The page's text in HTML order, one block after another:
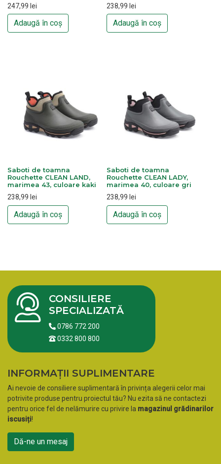
247,99 lei
Adaugă în coș
238,99 lei
Adaugă în coș
Saboti de toamna
Rouchette CLEAN LAND,
marimea 43, culoare kaki
238,99 lei
Adaugă în coș
Saboti de toamna
Rouchette CLEAN LADY,
marimea 40, culoare gri
238,99 lei
Adaugă în coș
CONSILIERE
SPECIALIZATĂ
0786 772 200
0332 800 800
INFORMAȚII SUPLIMENTARE
Ai nevoie de consiliere suplimentară în privința alegerii celor mai
potrivite produse pentru proiectul tău? Nu ezita să ne contactezi
pentru orice fel de nelămurire cu privire la magazinul grădinarilor
iscusiți!
Dă-ne un mesaj